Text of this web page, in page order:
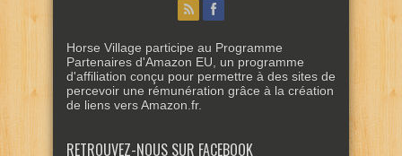
Horse Village participe au Programme
Partenaires d'Amazon EU, un programme
d'affiliation conçu pour permettre à des sites de
percevoir une rémunération grâce à la création
de liens vers Amazon.fr.
RETROUVEZ-NOUS SUR FACEBOOK